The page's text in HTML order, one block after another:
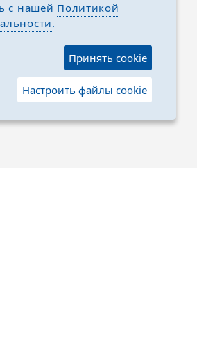
с нашей Политикой
.
Принять cookie
Настроить файлы cookie